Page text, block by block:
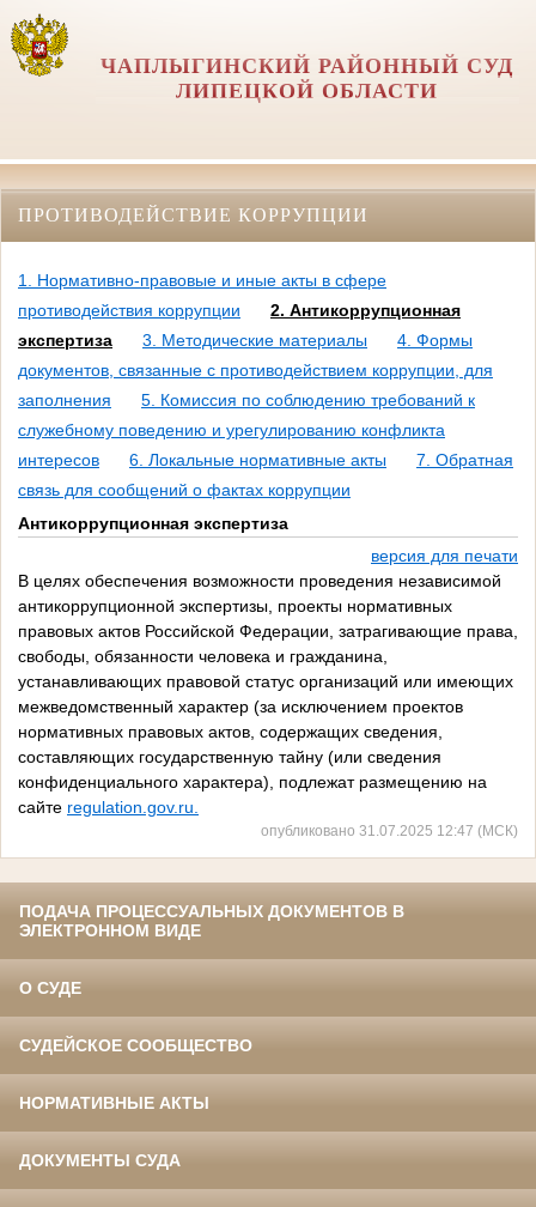
ЧАПЛЫГИНСКИЙ РАЙОННЫЙ СУД
ЛИПЕЦКОЙ ОБЛАСТИ
ПРОТИВОДЕЙСТВИЕ КОРРУПЦИИ
1. Нормативно-правовые и иные акты в сфере
противодействия коррупции
2. Антикоррупционная
экспертиза
3. Методические материалы
4. Формы
документов, связанные с противодействием коррупции, для
заполнения
5. Комиссия по соблюдению требований к
служебному поведению и урегулированию конфликта
интересов
6. Локальные нормативные акты
7. Обратная
связь для сообщений о фактах коррупции
Антикоррупционная экспертиза
версия для печати
В целях обеспечения возможности проведения независимой
антикоррупционной экспертизы, проекты нормативных
правовых актов Российской Федерации, затрагивающие права,
свободы, обязанности человека и гражданина,
устанавливающих правовой статус организаций или имеющих
межведомственный характер (за исключением проектов
нормативных правовых актов, содержащих сведения,
составляющих государственную тайну (или сведения
конфиденциального характера), подлежат размещению на
сайте regulation.gov.ru.
опубликовано 31.07.2025 12:47 (МСК)
ПОДАЧА ПРОЦЕССУАЛЬНЫХ ДОКУМЕНТОВ В
ЭЛЕКТРОННОМ ВИДЕ
О СУДЕ
СУДЕЙСКОЕ СООБЩЕСТВО
НОРМАТИВНЫЕ АКТЫ
ДОКУМЕНТЫ СУДА